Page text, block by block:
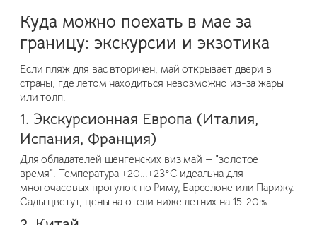
Куда можно поехать в мае за
границу: экскурсии и экзотика
Если пляж для вас вторичен, май открывает двери в
страны, где летом находиться невозможно из-за жары
или толп.
1. Экскурсионная Европа (Италия,
Испания, Франция)
Для обладателей шенгенских виз май — "золотое
время". Температура +20...+23°C идеальна для
многочасовых прогулок по Риму, Барселоне или Парижу.
Сады цветут, цены на отели ниже летних на 15-20%.